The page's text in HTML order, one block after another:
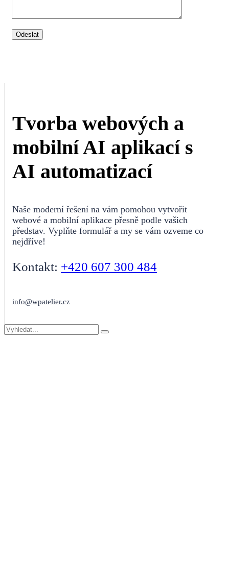
Tvorba webových a
mobilní AI aplikací s
AI automatizací
Naše moderní řešení na vám pomohou vytvořit
webové a mobilní aplikace přesně podle vašich
představ. Vyplňte formulář a my se vám ozveme co
nejdříve!
Kontakt: +420 607 300 484
info@wpatelier.cz